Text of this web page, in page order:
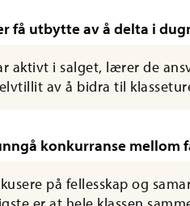
få utbytte av å delta i
aktivt i salget, lærer de
av å bidra til
konkurranse mellom
på fellesskap og